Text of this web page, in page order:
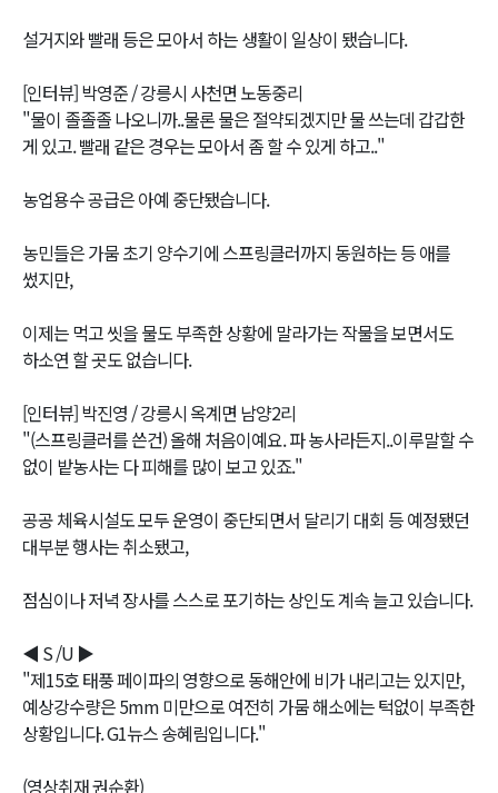
설거지와 빨래 등은 모아서 하는 생활이 일상이 됐습니다.
[인터뷰] 박영준 / 강릉시 사천면 노동중리
"물이 졸졸졸 나오니까..물론 물은 절약되겠지만 물 쓰는데 갑갑한
게 있고. 빨래 같은 경우는 모아서 좀 할 수 있게 하고.."
농업용수 공급은 아예 중단됐습니다.
농민들은 가뭄 초기 양수기에 스프링클러까지 동원하는 등 애를
썼지만,
이제는 먹고 씻을 물도 부족한 상황에 말라가는 작물을 보면서도
하소연 할 곳도 없습니다.
[인터뷰] 박진영 / 강릉시 옥계면 남양2리
"(스프링클러를 쓴건) 올해 처음이예요. 파 농사라든지..이루말할 수
없이 밭농사는 다 피해를 많이 보고 있죠."
공공 체육시설도 모두 운영이 중단되면서 달리기 대회 등 예정됐던
대부분 행사는 취소됐고,
점심이나 저녁 장사를 스스로 포기하는 상인도 계속 늘고 있습니다.
◀ S /U ▶
"제15호 태풍 페이파의 영향으로 동해안에 비가 내리고는 있지만,
예상강수량은 5mm 미만으로 여전히 가뭄 해소에는 턱없이 부족한
상황입니다. G1뉴스 송혜림입니다."
(영상취재 권순환)